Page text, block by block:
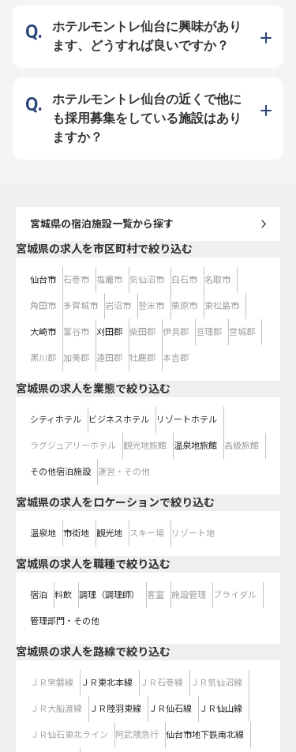
う、先輩スタッフが丁寧にサポート
いたします。 お客様の笑顔のため
に、あなたの温かい心と笑顔を活か
してください。 ーー【安心して長
にスキルアップできる環境をご用意
しています。 月給190,000円からの
スタートで、年2回の賞与（昨年度
実績3.8カ月）と年1回の昇給があ
り、頑張りがしっかりと評価されま
す。 年間休日110日、シフト制でプ
ホテルモントレ仙台に興味があり
ます、どうすれば良いですか？
ホテルモントレ仙台の近くで他に
も採用募集をしている施設はあり
ますか？
宮城県の宿泊施設一覧から探す
宮城県の求人を市区町村で絞り込む
仙台市 石巻市 塩竈市 気仙沼市 白石市 名取市
角田市 多賀城市 岩沼市 登米市 栗原市 東松島市
大崎市 富谷市 刈田郡 柴田郡 伊具郡 亘理郡 宮城郡
黒川郡 加美郡 遠田郡 牡鹿郡 本吉郡
宮城県の求人を業態で絞り込む
シティホテル ビジネスホテル リゾートホテル
ラグジュアリーホテル 観光地旅館 温泉地旅館 高級旅館
その他宿泊施設 運営・その他
宮城県の求人をロケーションで絞り込む
温泉地 市街地 観光地 スキー場 リゾート地
宮城県の求人を職種で絞り込む
宿泊 料飲 調理（調理師） 客室 施設管理 ブライダル
管理部門・その他
宮城県の求人を路線で絞り込む
ＪＲ常磐線 ＪＲ東北本線 ＪＲ石巻線 ＪＲ気仙沼線
ＪＲ大船渡線 ＪＲ陸羽東線 ＪＲ仙石線 ＪＲ仙山線
ＪＲ仙石東北ライン 阿武隈急行 仙台市地下鉄南北線